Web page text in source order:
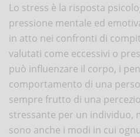
Lo stress è la risposta
pressione mentale ed
in atto nei confronti di
valutati come eccessivi o
può influenzare il corpo, i
comportamento di una
sempre frutto di una
stressante per un individuo,
sono anche i modi in cui